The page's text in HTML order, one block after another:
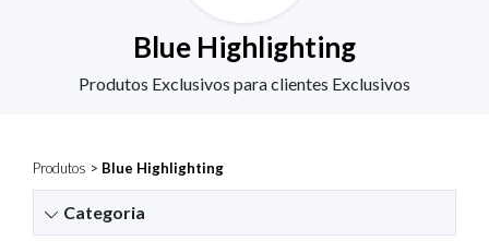
Blue Highlighting
Produtos Exclusivos para clientes Exclusivos
Produtos > Blue Highlighting
Categoria